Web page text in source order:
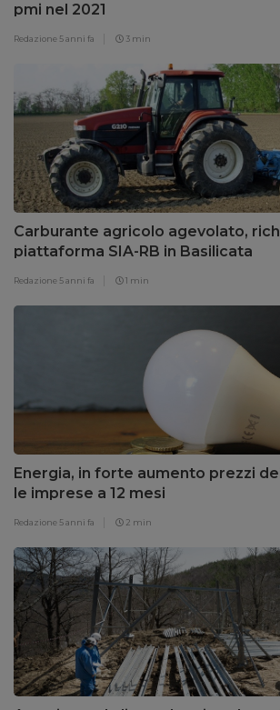
pmi nel 2021
Redazione 5 anni fa 3 min
Carburante agricolo agevolato,
piattaforma SIA-RB in Basilicata
Redazione 5 anni fa 1 min
Energia, in forte aumento prezzi
le imprese a 12 mesi
Redazione 5 anni fa 2 min